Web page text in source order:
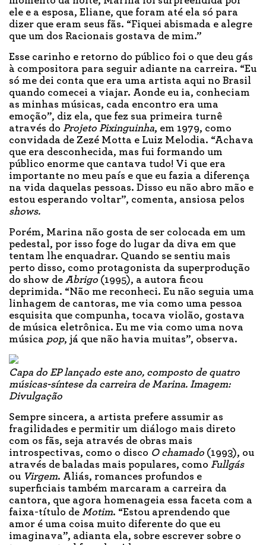
ele e a esposa, Eliane, que foram até ela só para
dizer que eram seus fãs. “Fiquei abismada e alegre
que um dos Racionais gostava de mim.”
Esse carinho e retorno do público foi o que deu gás
à compositora para seguir adiante na carreira. “Eu
só me dei conta que era uma artista aqui no Brasil
quando comecei a viajar. Aonde eu ia, conheciam
as minhas músicas, cada encontro era uma
emoção”, diz ela, que fez sua primeira turnê
através do Projeto Pixinguinha, em 1979, como
convidada de Zezé Motta e Luiz Melodia. “Achava
que era desconhecida, mas fui formando um
público enorme que cantava tudo! Vi que era
importante no meu país e que eu fazia a diferença
na vida daquelas pessoas. Disso eu não abro mão e
estou esperando voltar”, comenta, ansiosa pelos
shows.
Porém, Marina não gosta de ser colocada em um
pedestal, por isso foge do lugar da diva em que
tentam lhe enquadrar. Quando se sentiu mais
perto disso, como protagonista da superprodução
do show de Abrigo (1995), a autora ficou
deprimida. “Não me reconheci. Eu não seguia uma
linhagem de cantoras, me via como uma pessoa
esquisita que compunha, tocava violão, gostava
de música eletrônica. Eu me via como uma nova
música pop, já que não havia muitas”, observa.
Capa do EP lançado este ano, composto de quatro
músicas-síntese da carreira de Marina. Imagem:
Divulgação
Sempre sincera, a artista prefere assumir as
fragilidades e permitir um diálogo mais direto
com os fãs, seja através de obras mais
introspectivas, como o disco O chamado (1993), ou
através de baladas mais populares, como Fullgás
ou Virgem. Aliás, romances profundos e
superficiais também marcaram a carreira da
cantora, que agora homenageia essa faceta com a
faixa-título de Motim. “Estou aprendendo que
amor é uma coisa muito diferente do que eu
imaginava”, adianta ela, sobre escrever sobre o